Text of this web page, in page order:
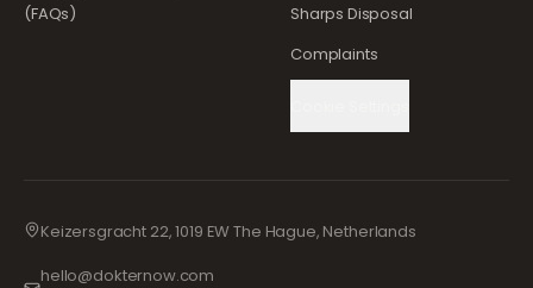
(FAQs)
Sharps Disposal
Complaints
Keizersgracht 22, 1019 EW The Hague, Netherlands
hello@dokternow.com